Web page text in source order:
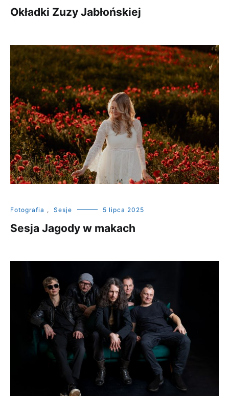
Okładki Zuzy Jabłońskiej
Fotografia , Sesje 5 lipca 2025
Sesja Jagody w makach